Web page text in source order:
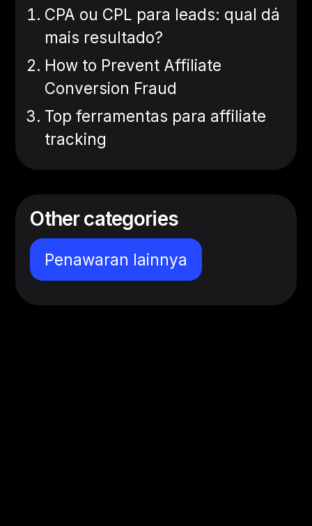
CPA ou CPL para leads: qual dá
mais resultado?
How to Prevent Affiliate
Conversion Fraud
Top ferramentas para affiliate
tracking
Other categories
Penawaran lainnya